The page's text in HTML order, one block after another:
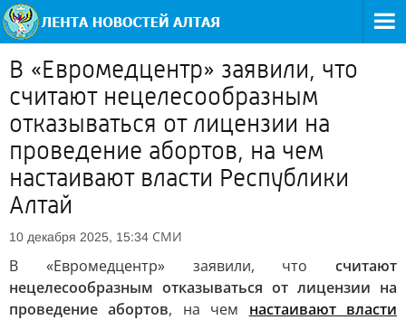
В «Евромедцентр» заявили, что
считают нецелесообразным
отказываться от лицензии на
проведение абортов, на чем
настаивают власти Республики
Алтай
10 декабря 2025, 15:34 СМИ
В «Евромедцентр» заявили, что считают
нецелесообразным отказываться от лицензии на
проведение абортов, на чем настаивают власти